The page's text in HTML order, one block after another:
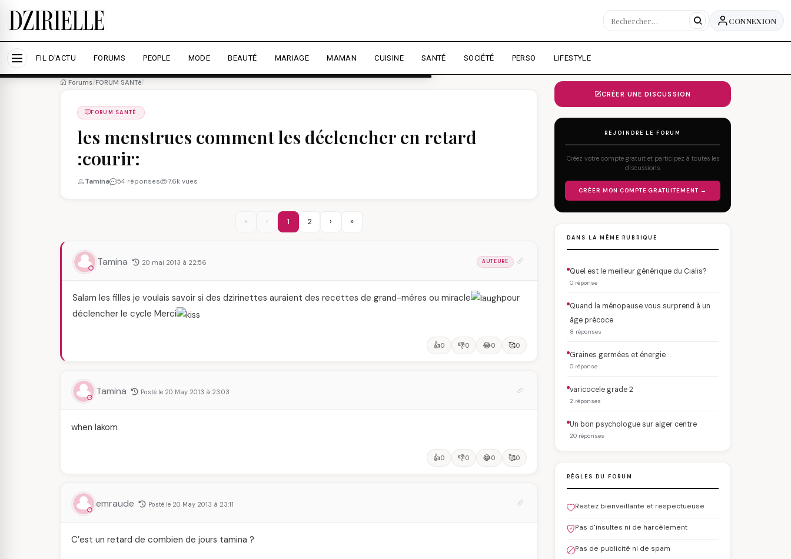
Nous utilisons des cookies pour améliorer votre expérience et mesurer l'audience.
Accepter tout Personnaliser
CONNEXION
FIL D'ACTU FORUMS PEOPLE MODE BEAUTÉ MARIAGE MAMAN CUISINE SANTÉ SOCIÉTÉ PERSO LIFESTYLE
Forums/FORUM SANTé/
FORUM SANTÉ
les menstrues comment les déclencher en retard
:courir:
Tamina 54 réponses 7.6k vues
« ‹ 1 2 › »
Tamina 20 mai 2013 à 22:56 AUTEURE
Salam les filles je voulais savoir si des dzirinettes auraient des recettes de grand-méres ou miracle
pour
déclencher le cycle Merci
👍0 👎0 😂0 🥰0
Tamina Posté le 20 May 2013 à 23:03
when lakom
👍0 👎0 😂0 🥰0
emraude Posté le 20 May 2013 à 23:11
C’est un retard de combien de jours tamina ?
CRÉER UNE DISCUSSION
REJOINDRE LE FORUM
Créez votre compte gratuit et participez à toutes les
discussions.
CRÉER MON COMPTE GRATUITEMENT →
DANS LA MÊME RUBRIQUE
Quel est le meilleur générique du Cialis?
0 réponse
Quand la ménopause vous surprend à un
âge précoce
8 réponses
Graines germées et énergie
0 réponse
varicocele grade 2
2 réponses
Un bon psychologue sur alger centre
20 réponses
RÈGLES DU FORUM
Restez bienveillante et respectueuse
Pas d'insultes ni de harcèlement
Pas de publicité ni de spam